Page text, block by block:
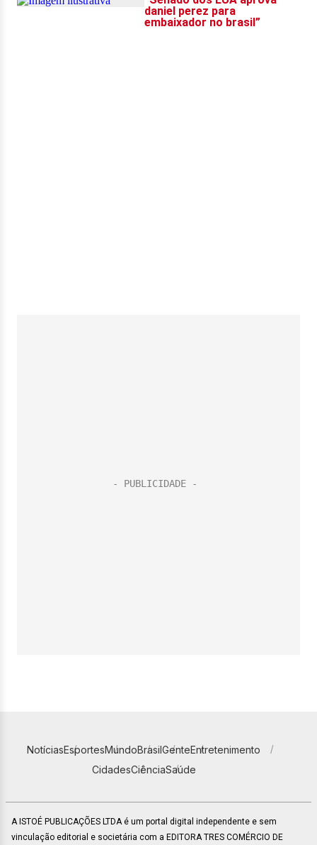
NotíciasEsportesMundoBrasilGenteEntretenimento
CidadesCiênciaSaúde
A ISTOÉ PUBLICAÇÕES LTDA é um portal digital independente e sem
vinculação editorial e societária com a EDITORA TRES COMÉRCIO DE